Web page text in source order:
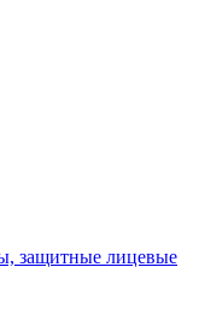
защитные лицевые